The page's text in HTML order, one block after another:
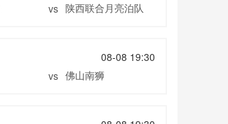
vs 陕西联合月亮泊队
08-08 19:30
vs 佛山南狮